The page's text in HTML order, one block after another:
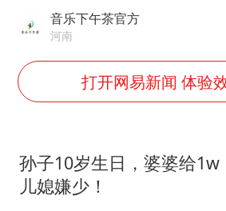
哈尔滨暴雨
奋进开新局
音乐下午茶官方
河南
打开网易新闻 体验
孙子10岁生日，婆婆给1w
儿媳嫌少！